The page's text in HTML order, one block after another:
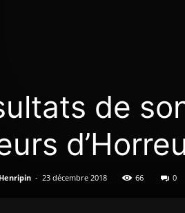
de
- 23 décembre 2018 66 0